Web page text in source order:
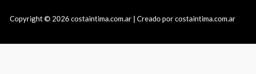
Copyright © 2026 costaintima.com.ar | Creado por costaintima.com.ar